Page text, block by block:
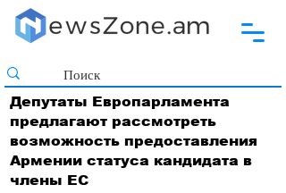
Депутаты Европарламента
предлагают рассмотреть
возможность предоставления
Армении статуса кандидата в
члены ЕС